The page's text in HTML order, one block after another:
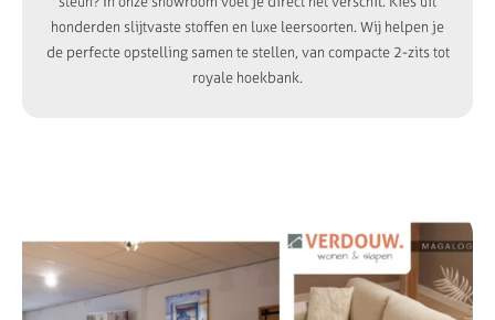
honderden slijtvaste stoffen en luxe leersoorten. Wij helpen je
de perfecte opstelling samen te stellen, van compacte 2-zits tot
royale hoekbank.